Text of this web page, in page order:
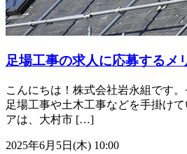
足場工事の求人に応募するメ
こんにちは！株式会社岩永組です。
足場工事や土木工事などを手掛け
アは、大村市 […]
2025年6月5日(木) 10:00